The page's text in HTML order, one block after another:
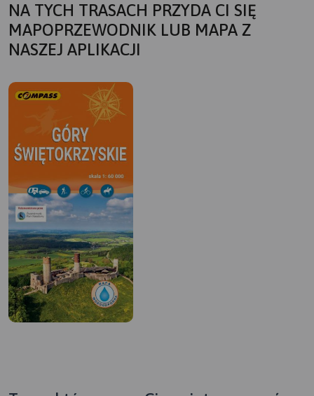
NA TYCH TRASACH PRZYDA CI SIĘ
MAPOPRZEWODNIK LUB MAPA Z
NASZEJ APLIKACJI